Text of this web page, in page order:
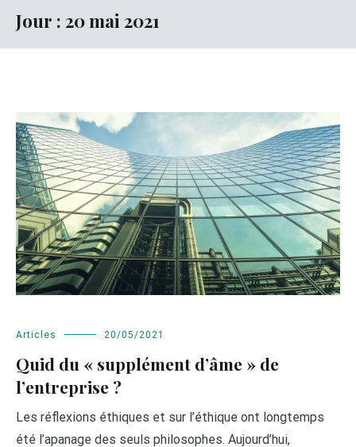
Jour : 20 mai 2021
Articles 20/05/2021
Quid du « supplément d’âme » de
l’entreprise ?
Les réflexions éthiques et sur l’éthique ont longtemps
été l’apanage des seuls philosophes. Aujourd’hui,